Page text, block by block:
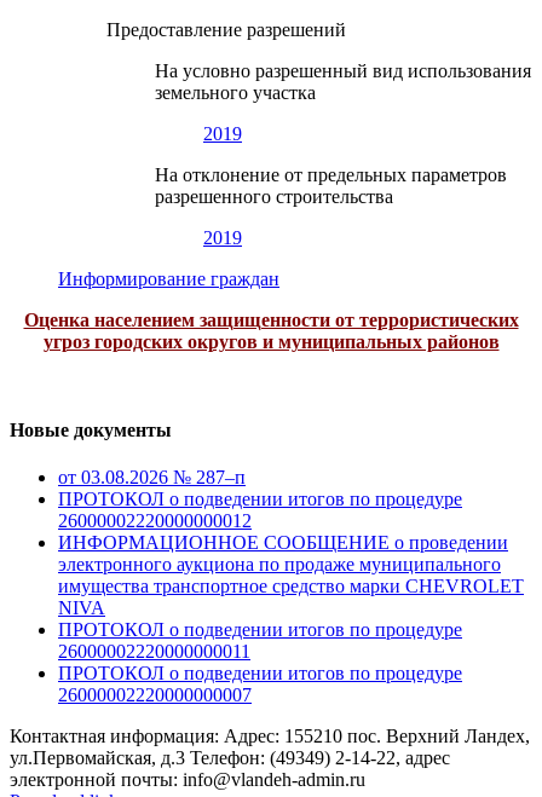
Предоставление разрешений
На условно разрешенный вид использования
земельного участка
2019
На отклонение от предельных параметров
разрешенного строительства
2019
Информирование граждан
Оценка населением защищенности от террористических
угроз городских округов и муниципальных районов
Новые документы
от 03.08.2026 № 287–п
ПРОТОКОЛ о подведении итогов по процедуре
26000002220000000012
ИНФОРМАЦИОННОЕ СООБЩЕНИЕ о проведении
электронного аукциона по продаже муниципального
имущества транспортное средство марки CHEVROLET
NIVA
ПРОТОКОЛ о подведении итогов по процедуре
26000002220000000011
ПРОТОКОЛ о подведении итогов по процедуре
26000002220000000007
Контактная информация: Адрес: 155210 пос. Верхний Ландех,
ул.Первомайская, д.3 Телефон: (49349) 2-14-22, адрес
электронной почты: info@vlandeh-admin.ru